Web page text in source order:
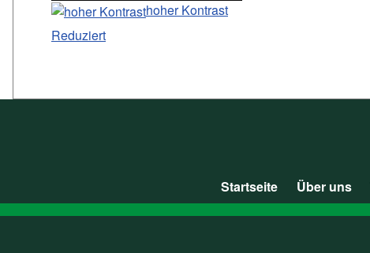
hoher Kontrast
Reduziert
Startseite Über uns